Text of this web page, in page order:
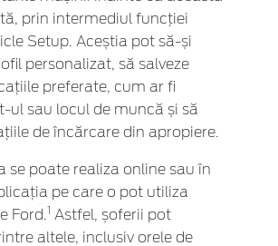
prin intermediul funcției
Setup. Aceștia pot să-și
personalizat, să salveze
preferate, cum ar fi
ul sau locul de muncă și să
de încărcare din apropiere.
se poate realiza online sau în
pe care o pot utiliza
Ford.1 Astfel, șoferii pot
altele, inclusiv orele de